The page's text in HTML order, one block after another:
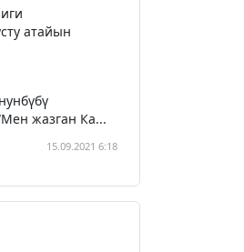
атайын
жазган Ка...
15.09.2021 6:18